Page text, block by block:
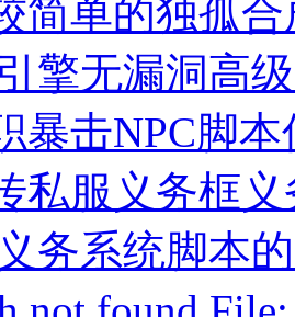
简单的独孤
擎无漏洞高
暴击NPC脚
私服义务框
务系统脚本